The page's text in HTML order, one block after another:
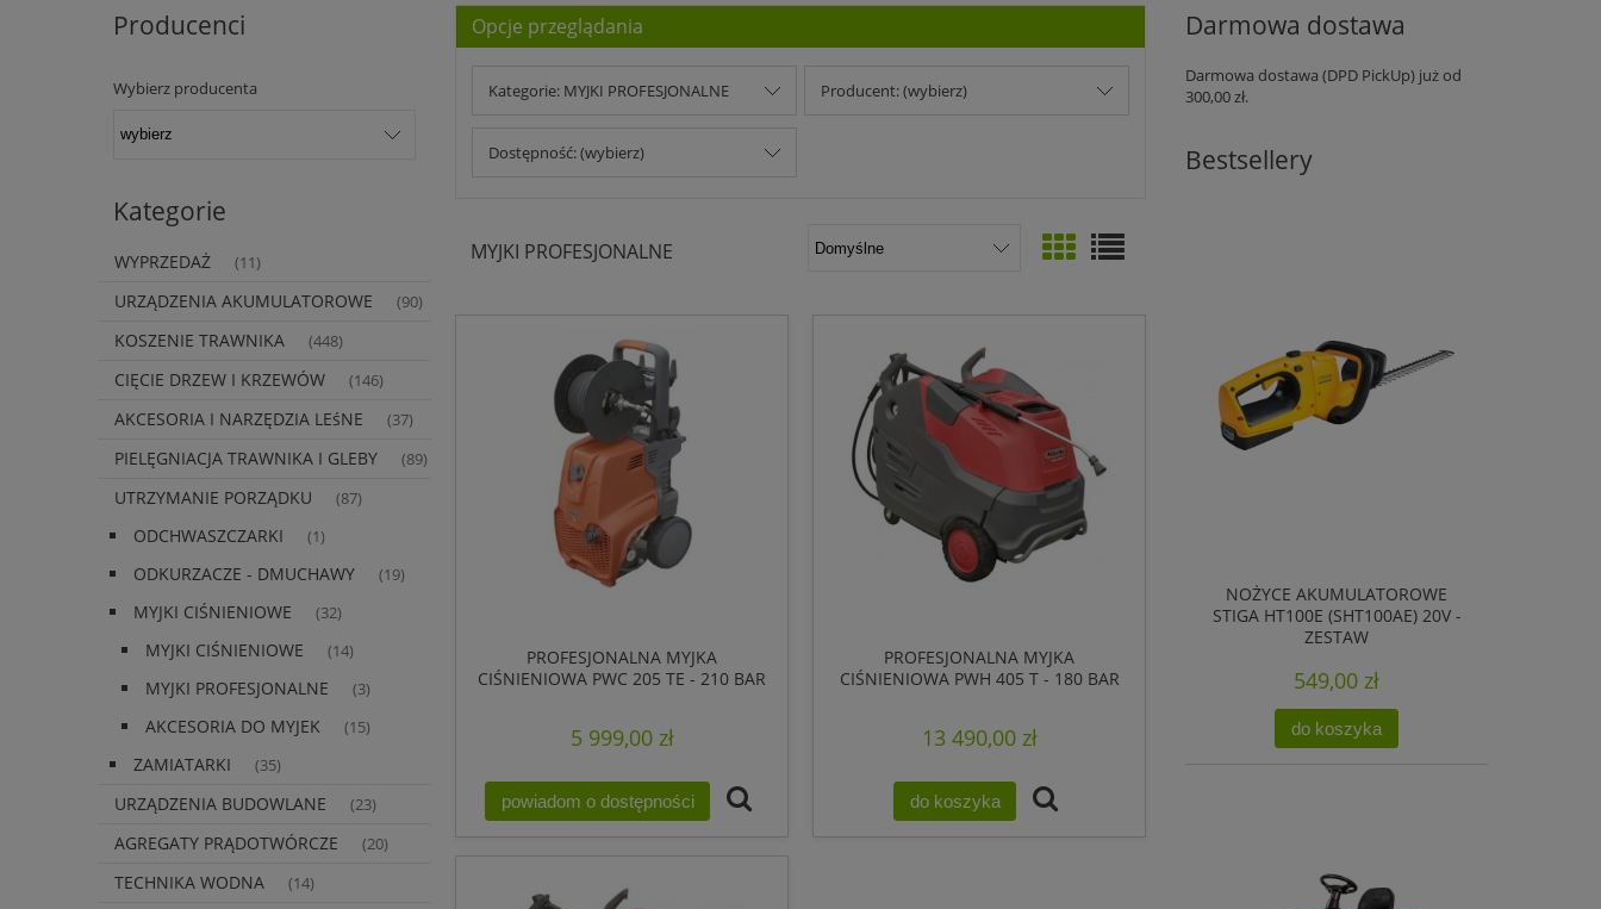
Producenci
Wybierz producenta
Kategorie
WYPRZEDAŻ (11)
URZĄDZENIA AKUMULATOROWE (90)
KOSZENIE TRAWNIKA (448)
CIĘCIE DRZEW I KRZEWÓW (146)
AKCESORIA I NARZĘDZIA LEśNE (37)
PIELĘGNIACJA TRAWNIKA I GLEBY (89)
UTRZYMANIE PORZĄDKU (87)
ODCHWASZCZARKI (1)
ODKURZACZE - DMUCHAWY (19)
MYJKI CIŚNIENIOWE (32)
MYJKI CIŚNIENIOWE (14)
MYJKI PROFESJONALNE (3)
AKCESORIA DO MYJEK (15)
ZAMIATARKI (35)
URZĄDZENIA BUDOWLANE (23)
AGREGATY PRĄDOTWÓRCZE (20)
TECHNIKA WODNA (14)
Opcje przeglądania
Kategorie: MYJKI PROFESJONALNE Producent: (wybierz)
Dostępność: (wybierz)
MYJKI PROFESJONALNE
PROFESJONALNA MYJKA
CIŚNIENIOWA PWC 205 TE - 210 BAR
5 999,00 zł
powiadom o dostępności
PROFESJONALNA MYJKA
CIŚNIENIOWA PWH 405 T - 180 BAR
13 490,00 zł
do koszyka
Darmowa dostawa
Darmowa dostawa (DPD PickUp) już od
300,00 zł.
Bestsellery
NOŻYCE AKUMULATOROWE
STIGA HT100E (SHT100AE) 20V -
ZESTAW
549,00 zł
do koszyka